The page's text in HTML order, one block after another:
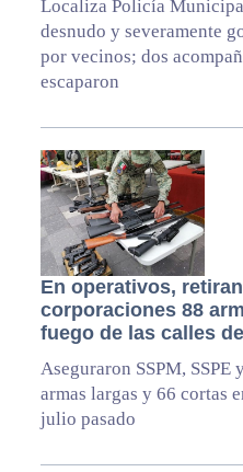
Localiza Policía
desnudo y severamente
por vecinos; dos
escaparon
En operativos, retiran
corporaciones 88
fuego de las calles
Aseguraron SSPM, SSPE
armas largas y 66 cortas
julio pasado